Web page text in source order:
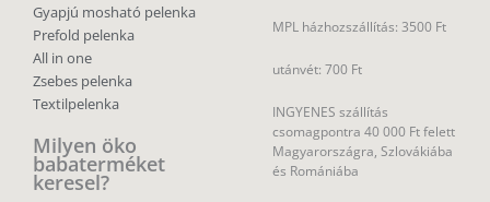
Gyapjú mosható pelenka
Prefold pelenka
All in one
Zsebes pelenka
Textilpelenka
Milyen öko
babaterméket
keresel?
MPL házhozszállítás: 3500 Ft
utánvét: 700 Ft
INGYENES szállítás
csomagpontra 40 000 Ft felett
Magyarországra, Szlovákiába
és Romániába